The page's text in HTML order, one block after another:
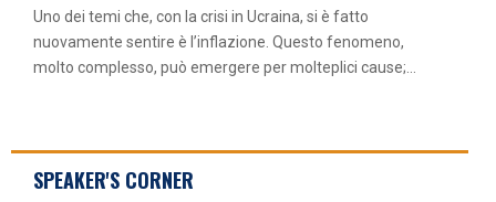
Uno dei temi che, con la crisi in Ucraina, si è fatto
nuovamente sentire è l’inflazione. Questo fenomeno,
molto complesso, può emergere per molteplici cause;...
SPEAKER'S CORNER